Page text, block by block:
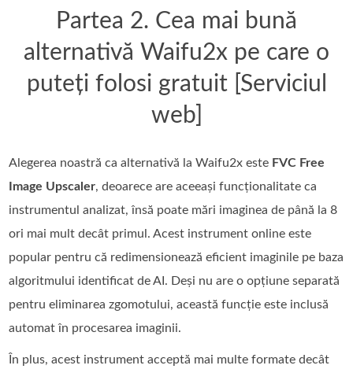
Partea 2. Cea mai bună
alternativă Waifu2x pe care o
puteți folosi gratuit [Serviciul
web]
Alegerea noastră ca alternativă la Waifu2x este FVC Free
Image Upscaler, deoarece are aceeași funcționalitate ca
instrumentul analizat, însă poate mări imaginea de până la 8
ori mai mult decât primul. Acest instrument online este
popular pentru că redimensionează eficient imaginile pe baza
algoritmului identificat de AI. Deși nu are o opțiune separată
pentru eliminarea zgomotului, această funcție este inclusă
automat în procesarea imaginii.
În plus, acest instrument acceptă mai multe formate decât